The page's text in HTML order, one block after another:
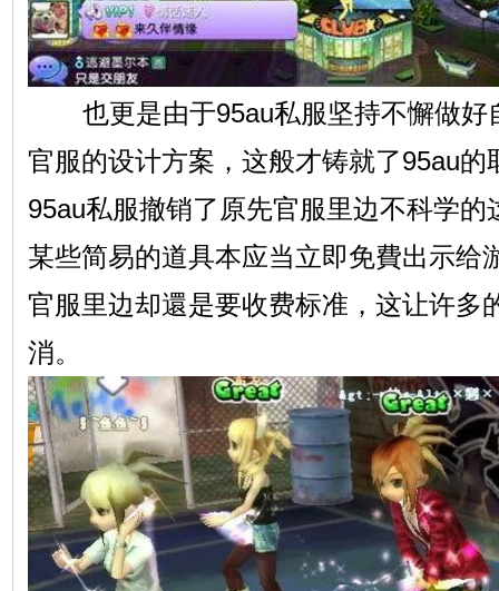
也更是由于95au私服坚持不懈做好
官服的设计方案，这般才铸就了95au的
95au私服撤销了原先官服里边不科学的
某些简易的道具本应当立即免費出示给
官服里边却還是要收费标准，这让许多
消。